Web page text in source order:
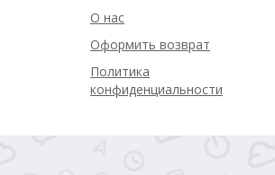
О нас
Оформить возврат
Политика
конфиденциальности